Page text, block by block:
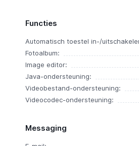
Functies
Automatisch toestel in-/
Fotoalbum:
Image editor:
Java-ondersteuning:
Videobestand-ondersteuning:
Videocodec-ondersteuning:
Messaging